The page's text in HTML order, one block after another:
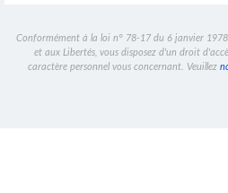
Conformément à la loi n° 78-17 du 6 janvier
et aux Libertés, vous disposez d'un droit
caractère personnel vous concernant. Veuillez